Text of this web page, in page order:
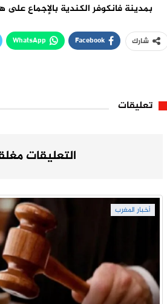
بمدينة فانكوفر الكندية بالإجماع على
شارك Facebook
WhatsApp
تعليقات
التعليقات
أخبار المغرب